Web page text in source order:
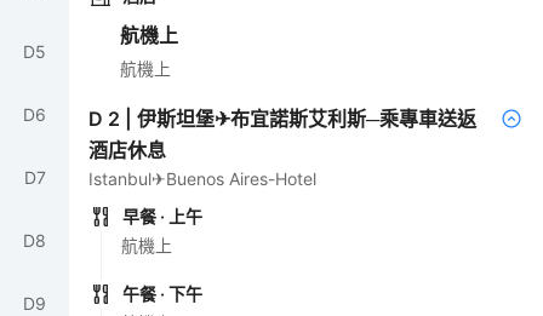
D5
D6
D7
D8
D9
航機上
航機上
D 2 |伊斯坦堡✈布宜諾斯艾利斯─乘專車送返
酒店休息
Istanbul✈Buenos Aires-Hotel
早餐 · 上午
航機上
午餐 · 下午